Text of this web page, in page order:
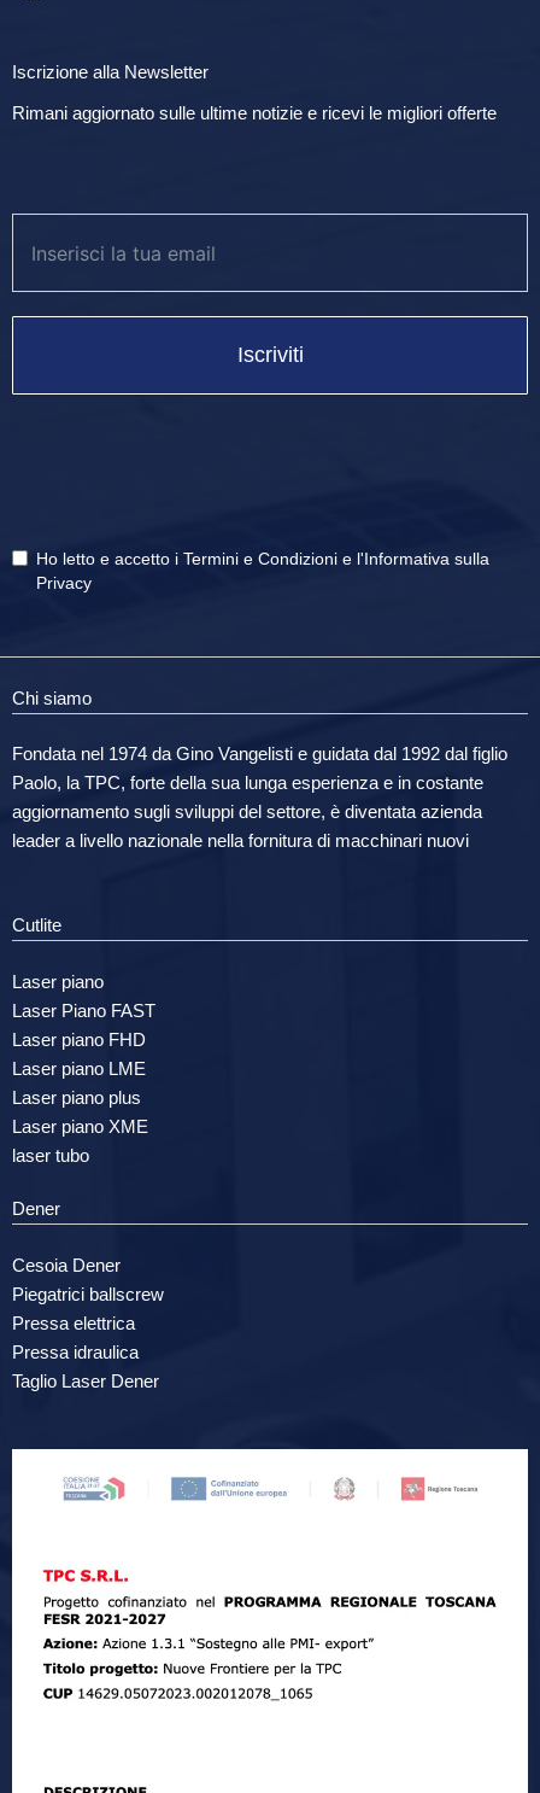
Iscrizione alla Newsletter
Rimani aggiornato sulle ultime notizie e ricevi le migliori offerte
Iscriviti
Ho letto e accetto i Termini e Condizioni e l'Informativa sulla
Privacy
Chi siamo
Fondata nel 1974 da Gino Vangelisti e guidata dal 1992 dal figlio
Paolo, la TPC, forte della sua lunga esperienza e in costante
aggiornamento sugli sviluppi del settore, è diventata azienda
leader a livello nazionale nella fornitura di macchinari nuovi
Cutlite
Laser piano
Laser Piano FAST
Laser piano FHD
Laser piano LME
Laser piano plus
Laser piano XME
laser tubo
Dener
Cesoia Dener
Piegatrici ballscrew
Pressa elettrica
Pressa idraulica
Taglio Laser Dener